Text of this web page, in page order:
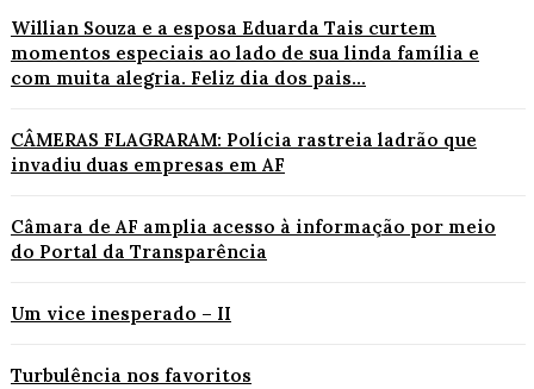
Willian Souza e a esposa Eduarda Tais curtem
momentos especiais ao lado de sua linda família e
com muita alegria. Feliz dia dos pais...
CÂMERAS FLAGRARAM: Polícia rastreia ladrão que
invadiu duas empresas em AF
Câmara de AF amplia acesso à informação por meio
do Portal da Transparência
Um vice inesperado – II
Turbulência nos favoritos